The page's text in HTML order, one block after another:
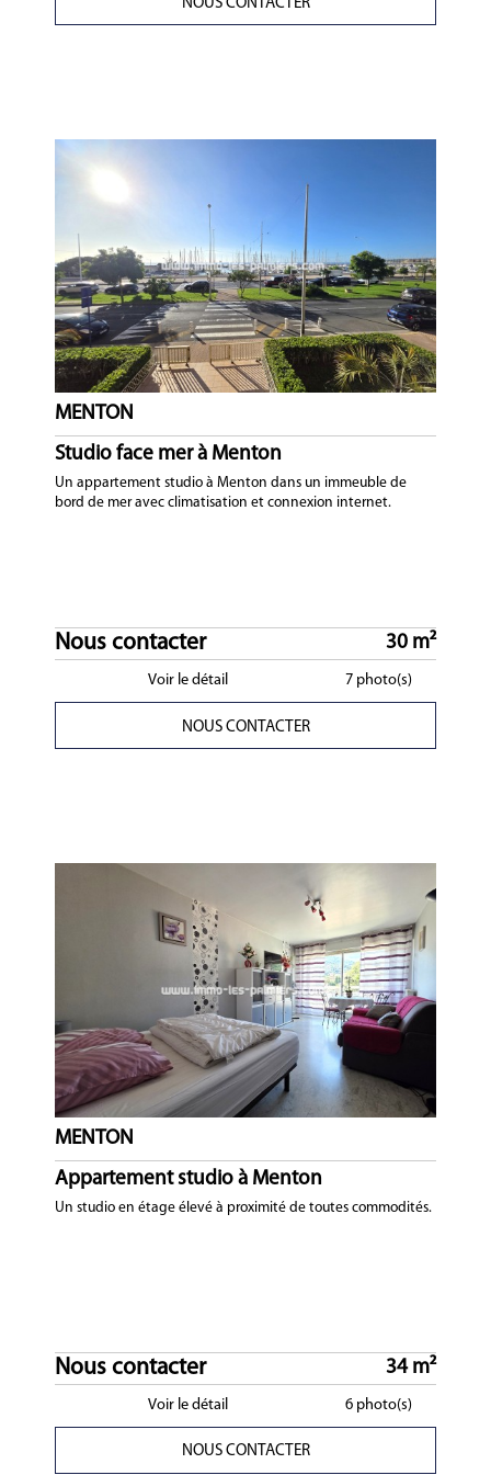
NOUS CONTACTER
MENTON
Studio face mer à Menton
Un appartement studio à Menton dans un immeuble de
bord de mer avec climatisation et connexion internet.
Nous contacter 30 m²
Voir le détail 7 photo(s)
NOUS CONTACTER
MENTON
Appartement studio à Menton
Un studio en étage élevé à proximité de toutes commodités.
Nous contacter 34 m²
Voir le détail 6 photo(s)
NOUS CONTACTER